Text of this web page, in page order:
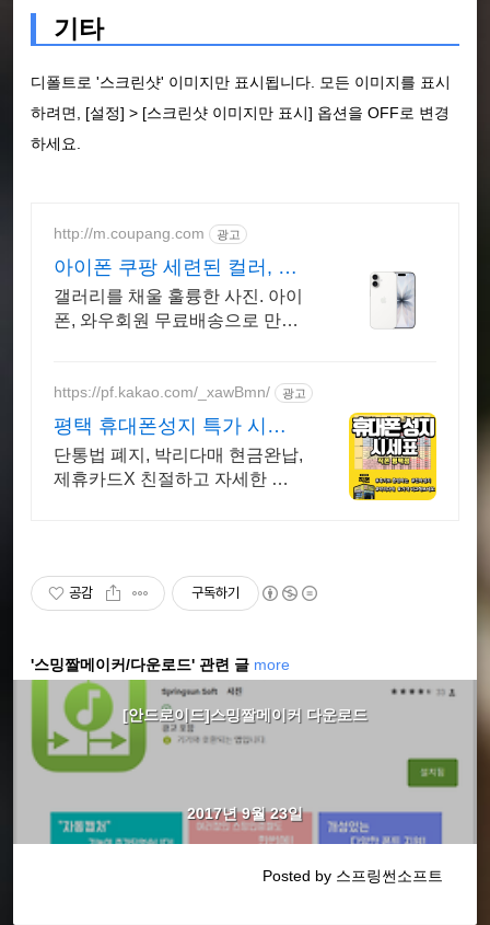
기타
디폴트로 '스크린샷' 이미지만 표시됩니다. 모든 이미지를 표시
하려면, [설정] > [스크린샷 이미지만 표시] 옵션을 OFF로 변경
하세요.
http://m.coupang.com 광고
아이폰 쿠팡 세련된 컬러, 고
급진 디자인
갤러리를 채울 훌륭한 사진. 아이
폰, 와우회원 무료배송으로 만나
https://pf.kakao.com/_xawBmn/ 광고
평택 휴대폰성지 특가 시세
표 가격비교 꼭 해보세요
단통법 폐지, 박리다매 현금완납,
제휴카드X 친절하고 자세한 상
공감 구독하기
'스밍짤메이커/다운로드' 관련 글 more
[안드로이드]스밍짤메이커 다운로드
2017년 9월 23일
Posted by 스프링썬소프트